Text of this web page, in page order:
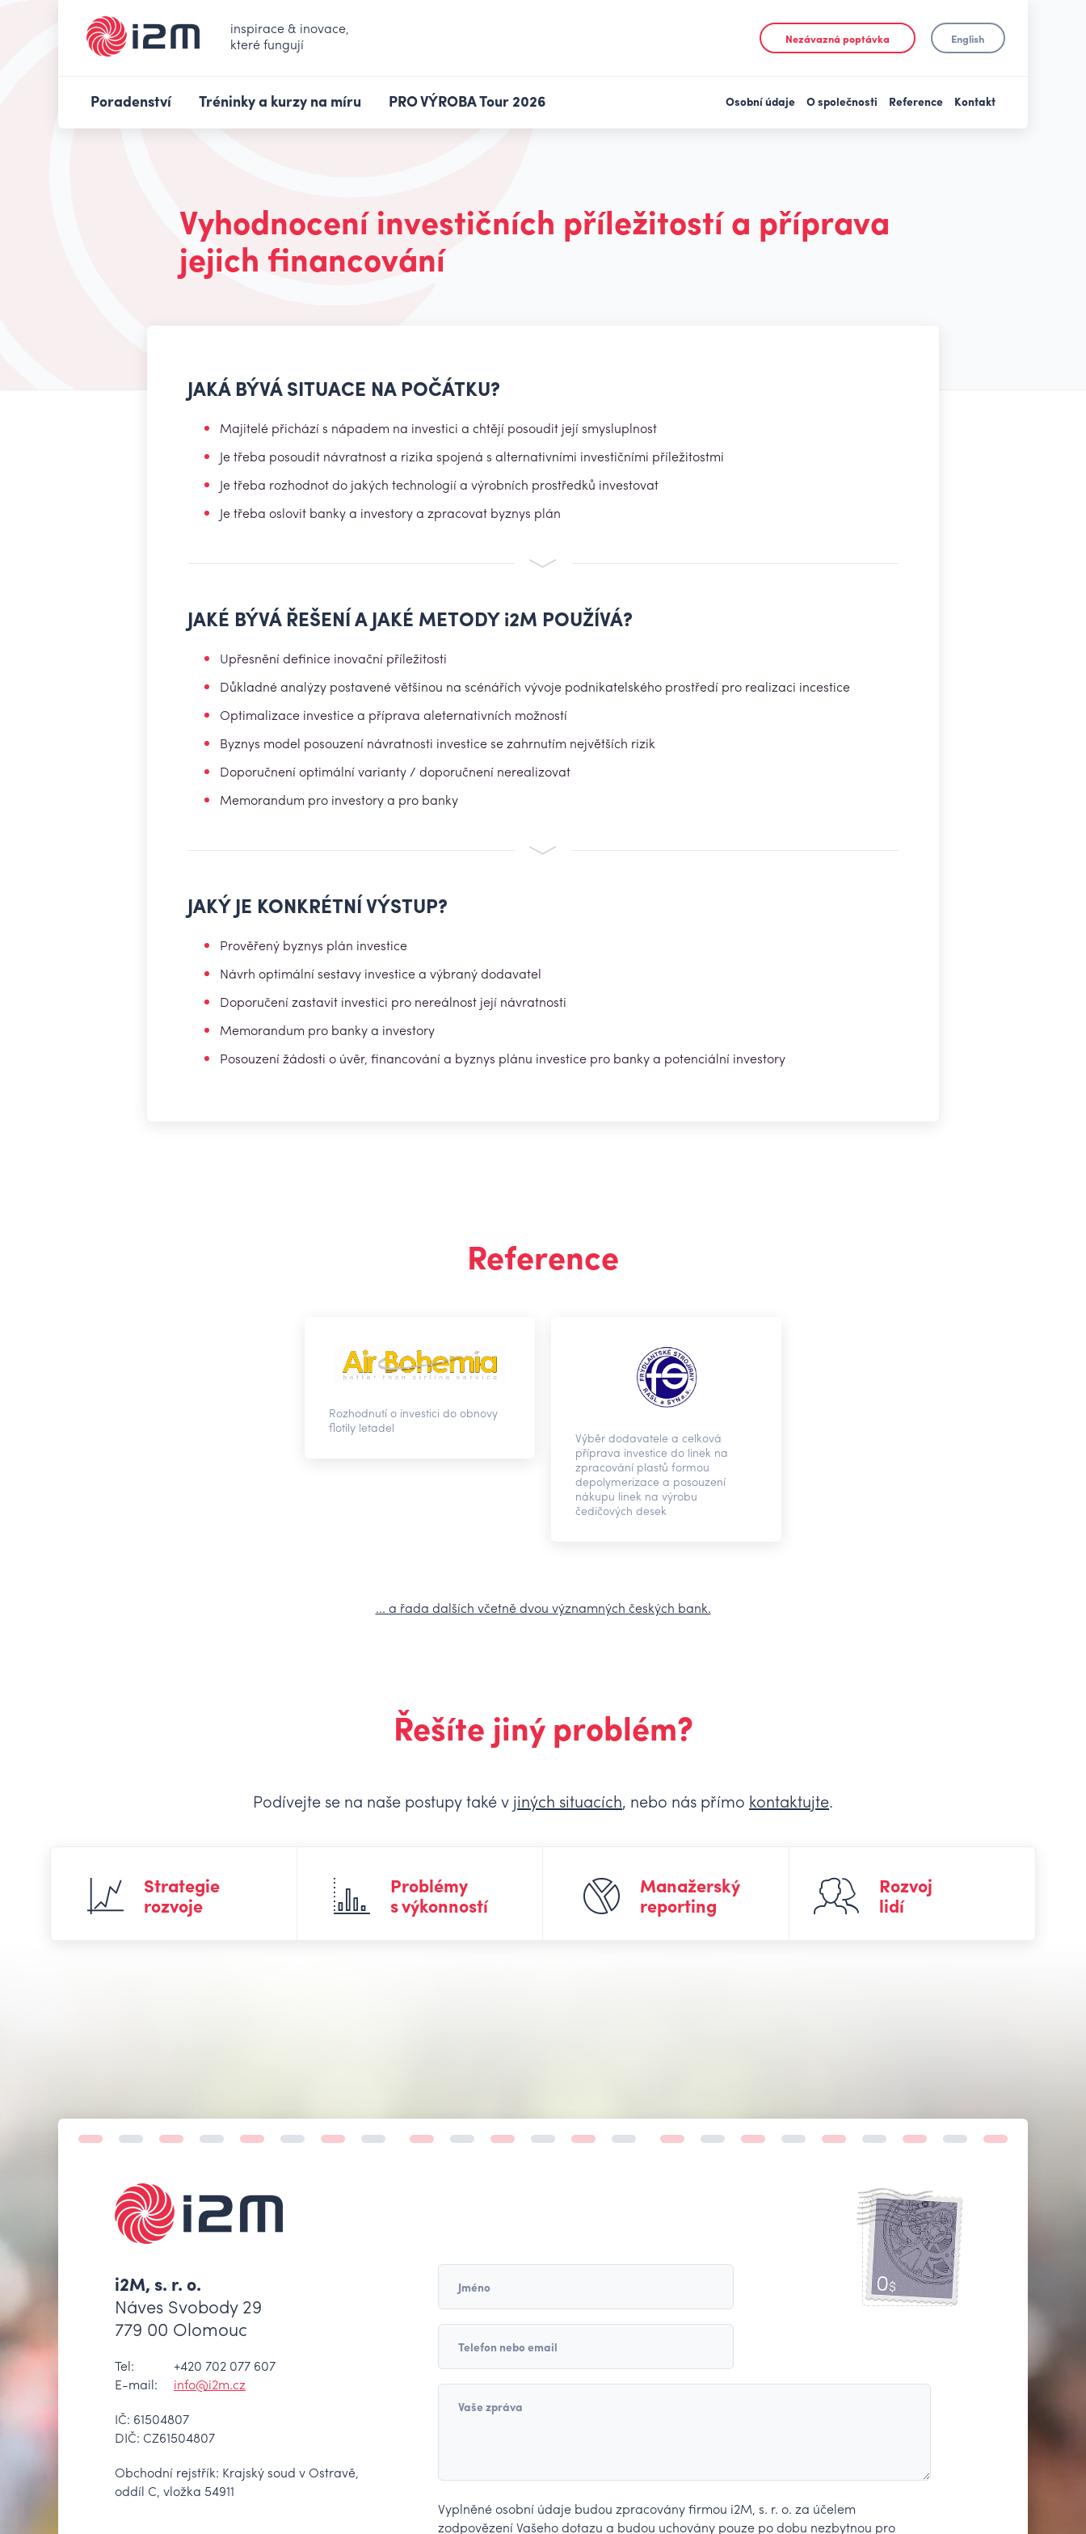
inspirace & inovace,
které fungují
Nezávazná poptávka English
Poradenství Tréninky a kurzy na míru PRO VÝROBA Tour 2026 Osobní údaje O společnosti Reference Kontakt
Vyhodnocení investičních příležitostí a příprava
jejich financování
JAKÁ BÝVÁ SITUACE NA POČÁTKU?
Majitelé přichází s nápadem na investici a chtějí posoudit její smysluplnost
Je třeba posoudit návratnost a rizika spojená s alternativními investičními příležitostmi
Je třeba rozhodnot do jakých technologií a výrobních prostředků investovat
Je třeba oslovit banky a investory a zpracovat byznys plán
JAKÉ BÝVÁ ŘEŠENÍ A JAKÉ METODYi2M POUŽÍVÁ?
Upřesnění definice inovační příležitosti
Důkladné analýzy postavené většinou na scénářích vývoje podnikatelského prostředí pro realizaci incestice
Optimalizace investice a příprava aleternativních možností
Byznys model posouzení návratnosti investice se zahrnutím největších rizik
Doporučnení optimální varianty / doporučnení nerealizovat
Memorandum pro investory a pro banky
JAKÝ JE KONKRÉTNÍ VÝSTUP?
Prověřený byznys plán investice
Návrh optimální sestavy investice a výbraný dodavatel
Doporučení zastavit investici pro nereálnost její návratnosti
Memorandum pro banky a investory
Posouzení žádosti o úvěr, financování a byznys plánu investice pro banky a potenciální investory
Reference
Rozhodnutí o investici do obnovy
flotily letadel
Výběr dodavatele a celková
příprava investice do linek na
zpracování plastů formou
depolymerizace a posouzení
nákupu linek na výrobu
čedičových desek
... a řada dalších včetně dvou významných českých bank.
Řešíte jiný problém?
Podívejte se na naše postupy také v jiných situacích, nebo nás přímo kontaktujte.
Strategie
rozvoje
Problémy
s výkonností
Manažerský
reporting
Rozvoj
lidí
i2M, s. r. o.
Náves Svobody 29
779 00 Olomouc
Tel:
+420 702 077 607
E-mail:
info@i2m.cz
IČ: 61504807
DIČ: CZ61504807
Obchodní rejstřík: Krajský soud v Ostravě,
oddíl C, vložka 54911
Jméno
Telefon nebo email
Vaše zpráva
Vyplněné osobní údaje budou zpracovány firmou i2M, s. r. o. za účelem
zodpovězení Vašeho dotazu a budou uchovány pouze po dobu nezbytnou pro